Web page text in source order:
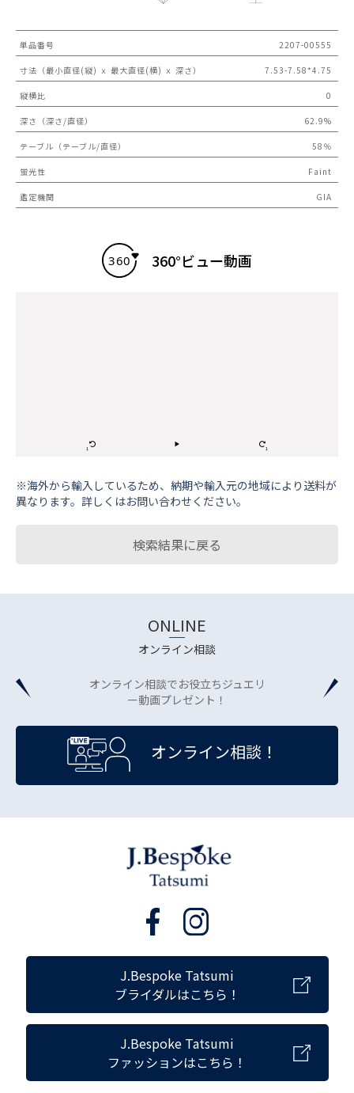
単品番号 2207-00555
寸法（最小直径(縦) ｘ 最大直径(横) ｘ 深さ） 7.53-7.58*4.75
縦横比 0
深さ（深さ/直径） 62.9%
テーブル（テーブル/直径） 58％
蛍光性 Faint
鑑定機関 GIA
360°ビュー動画
※海外から輸⼊しているため、納期や輸⼊元の地域により送料が
異なります。詳しくはお問い合わせください。
検索結果に戻る
ONLINE
オンライン相談
オンライン相談でお役立ちジュエリ
ー動画プレゼント！
オンライン相談！
J.Bespoke Tatsumi
ブライダルはこちら！
J.Bespoke Tatsumi
ファッションはこちら！